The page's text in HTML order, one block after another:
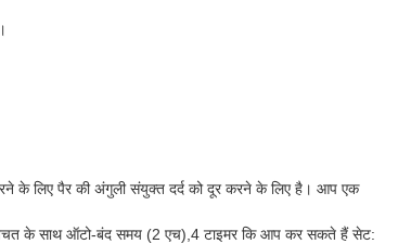
के लिए पैर की अंगुली संयुक्त दर्द को दूर करने के लिए है। आप एक
बचत के साथ ऑटो-बंद समय (2 एच),4 टाइमर कि आप कर सकते हैं सेट: